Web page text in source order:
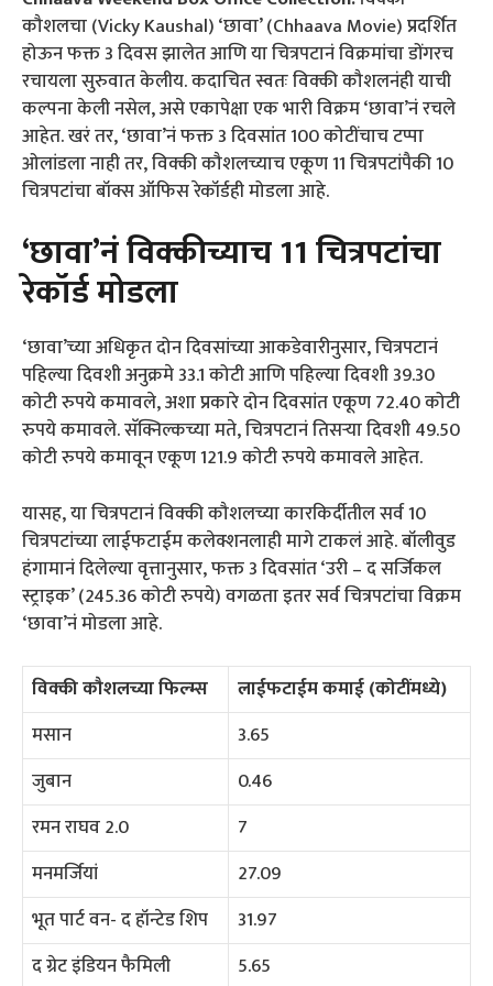
कौशलचा (Vicky Kaushal) ‘छावा’ (Chhaava Movie) प्रदर्शित
होऊन फक्त 3 दिवस झालेत आणि या चित्रपटानं विक्रमांचा डोंगरच
रचायला सुरुवात केलीय. कदाचित स्वतः विक्की कौशलनंही याची
कल्पना केली नसेल, असे एकापेक्षा एक भारी विक्रम ‘छावा’नं रचले
आहेत. खरं तर, ‘छावा’नं फक्त 3 दिवसांत 100 कोटींचाच टप्पा
ओलांडला नाही तर, विक्की कौशलच्याच एकूण 11 चित्रपटांपैकी 10
चित्रपटांचा बॉक्स ऑफिस रेकॉर्डही मोडला आहे.
‘छावा’नं विक्कीच्याच 11 चित्रपटांचा
रेकॉर्ड मोडला
‘छावा’च्या अधिकृत दोन दिवसांच्या आकडेवारीनुसार, चित्रपटानं
पहिल्या दिवशी अनुक्रमे 33.1 कोटी आणि पहिल्या दिवशी 39.30
कोटी रुपये कमावले, अशा प्रकारे दोन दिवसांत एकूण 72.40 कोटी
रुपये कमावले. सॅक्निल्कच्या मते, चित्रपटानं तिसऱ्या दिवशी 49.50
कोटी रुपये कमावून एकूण 121.9 कोटी रुपये कमावले आहेत.
यासह, या चित्रपटानं विक्की कौशलच्या कारकिर्दीतील सर्व 10
चित्रपटांच्या लाईफटाईम कलेक्शनलाही मागे टाकलं आहे. बॉलीवुड
हंगामानं दिलेल्या वृत्तानुसार, फक्त 3 दिवसांत ‘उरी – द सर्जिकल
स्ट्राइक’ (245.36 कोटी रुपये) वगळता इतर सर्व चित्रपटांचा विक्रम
‘छावा’नं मोडला आहे.
विक्की कौशलच्या फिल्म्स
लाईफटाईम कमाई (कोटींमध्ये)
मसान
3.65
जुबान
0.46
रमन राघव 2.0
7
मनमर्जियां
27.09
भूत पार्ट वन- द हॉन्टेड शिप
31.97
द ग्रेट इंडियन फैमिली
5.65